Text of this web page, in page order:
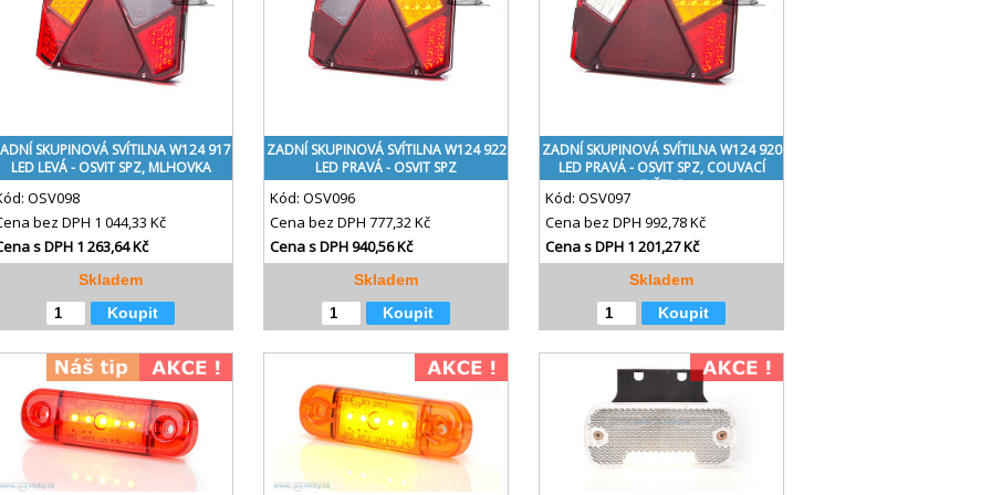
SKUPINOVÁ SVÍTILNA W124 917
LED LEVÁ - OSVIT SPZ, MLHOVKA
OSV098
bez DPH 1 044,33 Kč
s DPH 1 263,64 Kč
Skladem
Koupit
ZADNÍ SKUPINOVÁ SVÍTILNA W124 922
LED PRAVÁ - OSVIT SPZ
Kód: OSV096
Cena bez DPH 777,32 Kč
Cena s DPH940,56 Kč
Skladem
Koupit
ZADNÍ SKUPINOVÁ SVÍTILNA W124 920
LED PRAVÁ - OSVIT SPZ, COUVACÍ
SVĚTLO
Kód: OSV097
Cena bez DPH 992,78 Kč
Cena s DPH 1 201,27 Kč
Skladem
Koupit